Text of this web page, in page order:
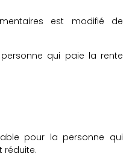
est modifié de
qui paie la rente
pour la personne qui
réduite.